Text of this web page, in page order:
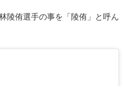
陵侑選手の事を「陵侑」と呼ん